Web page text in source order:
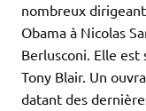
nombreux
Obama à Nicolas
Berlusconi. Elle
Tony Blair. Un
datant des